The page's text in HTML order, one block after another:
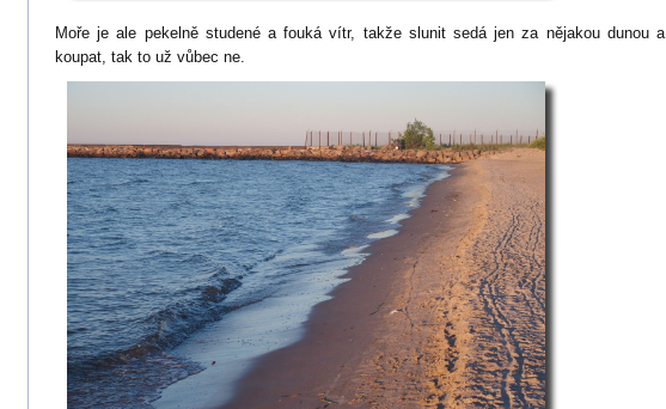
Moře je ale pekelně studené a fouká vítr, takže slunit sedá jen za nějakou dunou a
koupat, tak to už vůbec ne.